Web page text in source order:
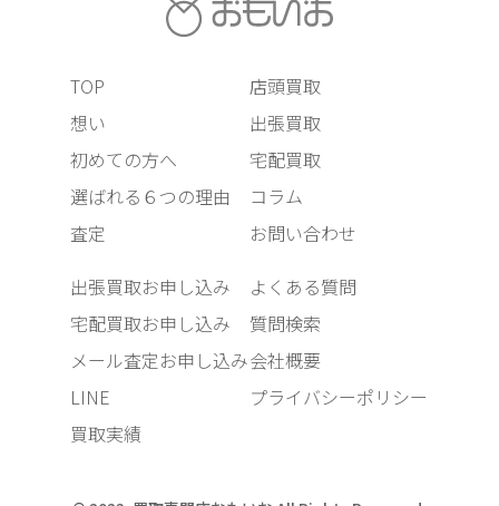
TOP
想い
初めての方へ
選ばれる６つの理由
査定
店頭買取
出張買取
宅配買取
コラム
お問い合わせ
出張買取お申し込み
宅配買取お申し込み
メール査定お申し込み
LINE
買取実績
よくある質問
質問検索
会社概要
プライバシーポリシー